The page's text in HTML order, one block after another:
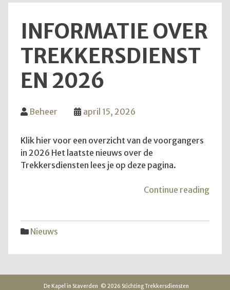
INFORMATIE OVER
TREKKERSDIENST
EN 2026
Beheer april 15, 2026
Klik hier voor een overzicht van de voorgangers
in 2026 Het laatste nieuws over de
Trekkersdiensten lees je op deze pagina.
Continue reading
Nieuws
De Kapel in Staverden © 2026 Stichting Trekkersdiensten